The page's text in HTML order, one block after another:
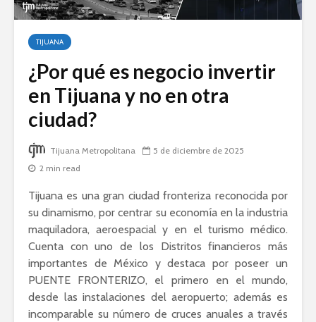
TIJUANA
¿Por qué es negocio invertir
en Tijuana y no en otra
ciudad?
Tijuana Metropolitana
5 de diciembre de 2025
2 min read
Tijuana es una gran ciudad fronteriza reconocida por
su dinamismo, por centrar su economía en la industria
maquiladora, aeroespacial y en el turismo médico.
Cuenta con uno de los Distritos financieros más
importantes de México y destaca por poseer un
PUENTE FRONTERIZO, el primero en el mundo,
desde las instalaciones del aeropuerto; además es
incomparable su número de cruces anuales a través